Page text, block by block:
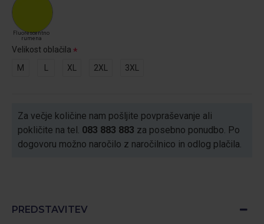
Fluorescentno
rumena
Velikost oblačila
M
XL 2XL 3XL
Za večje količine nam pošljite povpraševanje ali
pokličite na tel. 083 883 883 za posebno ponudbo. Po
dogovoru možno naročilo z naročilnico in odlog plačila.
PREDSTAVITEV